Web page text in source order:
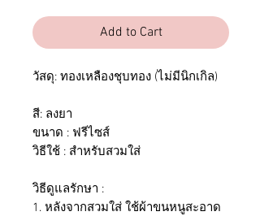
Add to Cart
วัสดุ: ทองเหลืองชุบทอง (ไม่มีนิกเกิล)
สี: ลงยา
ขนาด : ฟรีไซส์
วิธีใช้ : สำหรับสวมใส่
วิธีดูแลรักษา :
1. หลังจากสวมใส่ ใช้ผ้าขนหนูสะอาด